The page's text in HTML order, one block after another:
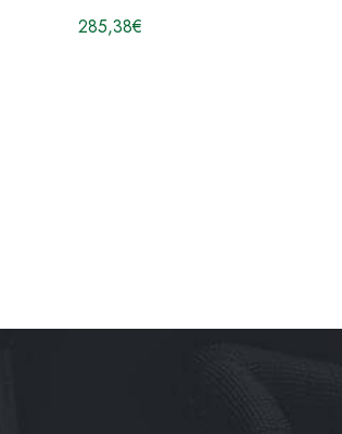
285,38€